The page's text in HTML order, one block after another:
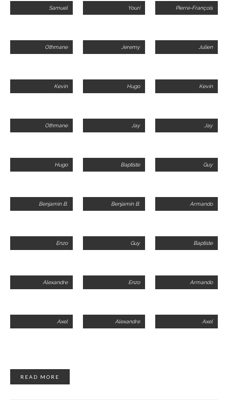
Samuel Youri Pierre-François
Othmane Jeremy Julien
Kevin Hugo Kevin
Othmane Jay Jay
Hugo Baptiste Guy
Benjamin B. Benjamin B. Armando
Enzo Guy Baptiste
Alexandre Enzo Armando
Axel Alexandre Axel
READ MORE